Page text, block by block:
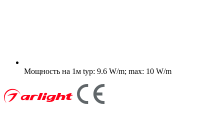
Мощность на 1м typ: 9.6 W/m; max: 10 W/m